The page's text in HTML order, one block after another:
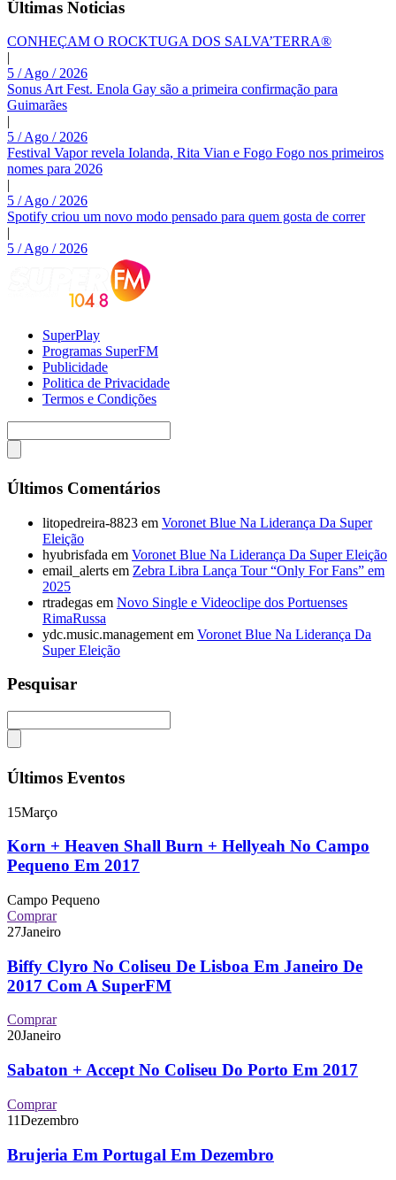
Últimas Noticias
CONHEÇAM O ROCKTUGA DOS SALVA’TERRA®
|
5 / Ago / 2026
Sonus Art Fest. Enola Gay são a primeira confirmação para
Guimarães
|
5 / Ago / 2026
Festival Vapor revela Iolanda, Rita Vian e Fogo Fogo nos primeiros
nomes para 2026
|
5 / Ago / 2026
Spotify criou um novo modo pensado para quem gosta de correr
|
5 / Ago / 2026
SuperPlay
Programas SuperFM
Publicidade
Politica de Privacidade
Termos e Condições
Últimos Comentários
litopedreira-8823 em Voronet Blue Na Liderança Da Super
Eleição
hyubrisfada em Voronet Blue Na Liderança Da Super Eleição
email_alerts em Zebra Libra Lança Tour “Only For Fans” em
2025
rtradegas em Novo Single e Videoclipe dos Portuenses
RimaRussa
ydc.music.management em Voronet Blue Na Liderança Da
Super Eleição
Pesquisar
Últimos Eventos
15Março
Korn + Heaven Shall Burn + Hellyeah No Campo
Pequeno Em 2017
Campo Pequeno
Comprar
27Janeiro
Biffy Clyro No Coliseu De Lisboa Em Janeiro De
2017 Com A SuperFM
Comprar
20Janeiro
Sabaton + Accept No Coliseu Do Porto Em 2017
Comprar
11Dezembro
Brujeria Em Portugal Em Dezembro